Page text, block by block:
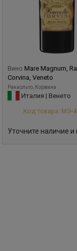
Вино Mare Magnum,
Corvina, Veneto
Раккольто, Корвина
Италия | Венето
Код товара: МЭ-
Уточните наличие и